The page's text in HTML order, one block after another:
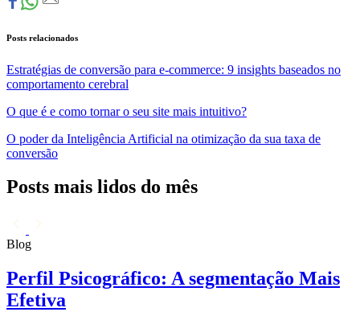
Posts relacionados
Estratégias de conversão para e-commerce: 9 insights baseados no
comportamento cerebral
O que é e como tornar o seu site mais intuitivo?
O poder da Inteligência Artificial na otimização da sua taxa de
conversão
Posts mais lidos do mês
Blog
Perfil Psicográfico: A segmentação Mais
Efetiva